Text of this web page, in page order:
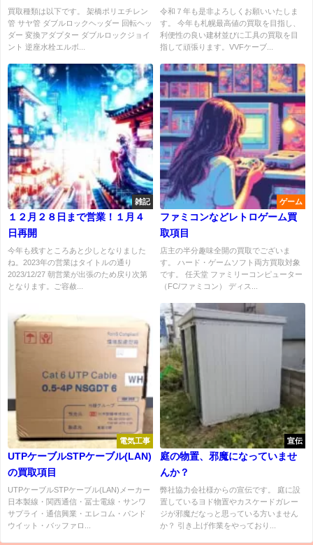
買取種類は以下です。 架橋ポリエチレン
管 サヤ管 ダブルロックヘッダー 回転ヘッ
ダー 変換アダプター ダブルロックジョイ
ント 逆座水栓エルボ...
令和７年も是非よろしくお願いいたしま
す。 今年も札幌最高値の買取を目指し、
利便性の良い建材並びに工具の買取を目
指して頑張ります。VVFケーブ...
雑記
１２月２８日まで営業！１月４
日再開
今年も残すところあと少しとなりました
ね。2023年の営業はタイトルの通り
2023/12/27 朝営業が出張のため戻り次第
となります。ご容赦...
ゲーム
ファミコンなどレトロゲーム買
取項目
店主の半分趣味全開の買取でございま
す。 ハード・ゲームソフト両方買取対象
です。 任天堂 ファミリーコンピューター
（FC/ファミコン） ディス...
電気工事
UTPケーブルSTPケーブル(LAN)
の買取項目
UTPケーブルSTPケーブル(LAN)メーカー
日本製線・関西通信・冨士電線・サンワ
サプライ・通信興業・エレコム・パンド
ウイット・バッファロ...
宣伝
庭の物置、邪魔になっていませ
んか？
弊社協力会社様からの宣伝です。 庭に設
置しているヨド物置やカスケードガレー
ジが邪魔だなっと思っている方いません
か？ 引き上げ作業をやっており...